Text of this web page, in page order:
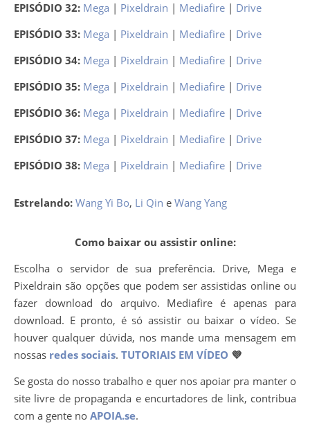
EPISÓDIO 32: Mega | Pixeldrain | Mediafire | Drive
EPISÓDIO 33: Mega | Pixeldrain | Mediafire | Drive
EPISÓDIO 34: Mega | Pixeldrain | Mediafire | Drive
EPISÓDIO 35: Mega | Pixeldrain | Mediafire | Drive
EPISÓDIO 36: Mega | Pixeldrain | Mediafire | Drive
EPISÓDIO 37: Mega | Pixeldrain | Mediafire | Drive
EPISÓDIO 38: Mega | Pixeldrain | Mediafire | Drive
Estrelando: Wang Yi Bo, Li Qin e Wang Yang
Como baixar ou assistir online:
Escolha o servidor de sua preferência. Drive, Mega e
Pixeldrain são opções que podem ser assistidas online ou
fazer download do arquivo. Mediafire é apenas para
download. E pronto, é só assistir ou baixar o vídeo. Se
houver qualquer dúvida, nos mande uma mensagem em
nossas redes sociais. TUTORIAIS EM VÍDEO 💜
Se gosta do nosso trabalho e quer nos apoiar pra manter o
site livre de propaganda e encurtadores de link, contribua
com a gente no APOIA.se.